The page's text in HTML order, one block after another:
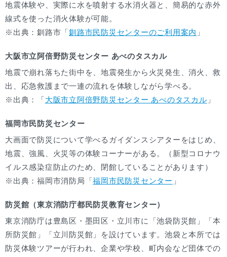
地震体験や、実際に水を噴射する水消火器と、簡易的な赤外
線式を使った消火体験が可能。
※出典：釧路市「釧路市民防災センターのご利用案内 」
大阪市立阿倍野防災センター あべのタスカル
地震で崩れ落ちた街中を、地震発生から火災発生、消火、救
出、応急救護まで一連の流れを体験しながら学べる。
※出典：「大阪市立阿倍野防災センター あべのタスカル 」
福岡市民防災センター
大画面で防災について学べるガイダンスシアターをはじめ、
地震、強風、火災等の体験コーナーがある。（新型コロナウ
イルス感染症防止のため、閉館していることがあります）
※出典：福岡市消防局「福岡市民防災センター 」
防災館（東京消防庁都民防災教育センター）
東京消防庁は豊島区・墨田区・立川市に「池袋防災館」「本
所防災館」「立川防災館」を設けています。池袋と本所では
防災体験ツアーが行われ、企業や学校、町内会など団体での